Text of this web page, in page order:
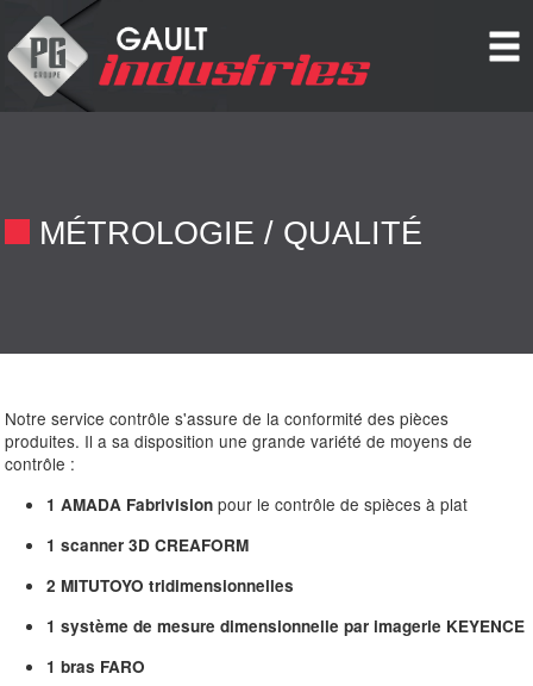
MÉTROLOGIE / QUALITÉ
Notre service contrôle s'assure de la conformité des pièces
produites. Il a sa disposition une grande variété de moyens de
contrôle :
1 AMADA Fabrivision pour le contrôle de spièces à plat
1 scanner 3D CREAFORM
2 MITUTOYO tridimensionnelles
1 système de mesure dimensionnelle par imagerie KEYENCE
1 bras FARO
Cookies management panel